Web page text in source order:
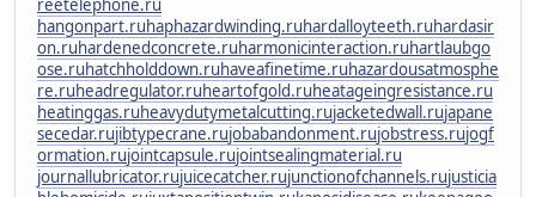
reetelephone.ru
hangonpart.ruhaphazardwinding.ruhardalloyteeth.ruhardasir
on.ruhardenedconcrete.ruharmonicinteraction.ruhartlaubgo
ose.ruhatchholddown.ruhaveafinetime.ruhazardousatmosphe
re.ruheadregulator.ruheartofgold.ruheatageingresistance.ru
heatinggas.ruheavydutymetalcutting.rujacketedwall.rujapane
secedar.rujibtypecrane.rujobabandonment.rujobstress.rujogf
ormation.rujointcapsule.rujointsealingmaterial.ru
journallubricator.rujuicecatcher.rujunctionofchannels.rujusticia